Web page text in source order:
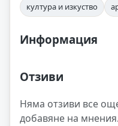
култура и изкуство
Информация
Отзиви
Няма отзиви все
добавяне на мнения.